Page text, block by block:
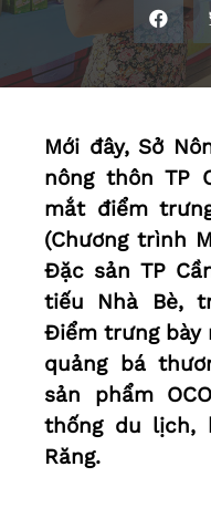
Mới đây, Sở
nông thôn TP
mắt điểm
(Chương trình
Ðặc sản TP
tiếu Nhà Bè,
Ðiểm trưng bày
quảng bá
sản phẩm
thống du lịch,
Răng.